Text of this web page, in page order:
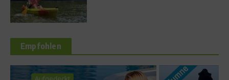
Empfohlen